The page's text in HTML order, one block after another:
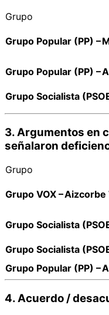
Grupo
Grupo Popular (PP) –
Grupo Popular (PP) –
Grupo Socialista
3. Argumentos en
señalaron
Grupo
Grupo VOX –
Grupo Socialista
Grupo Socialista
Grupo Popular (PP) –
4. Acuerdo /